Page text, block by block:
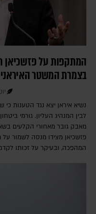
המתקפות על פזשכיאן
בצמרת המשטר
נשיא איראן יצא נגד הטענות כי
לבין המנהיג העליון. גורמי
מאבק גובר מאחורי הקלעים
פזשכיאן מצידו מנסה לשמור על
המהפכה, ובעיקר על זכותו